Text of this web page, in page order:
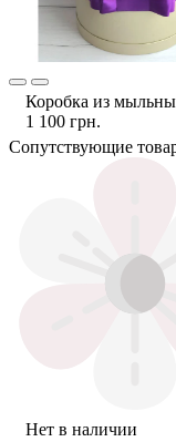
Коробка из
1 100 грн.
Сопутствующие
Нет в наличии